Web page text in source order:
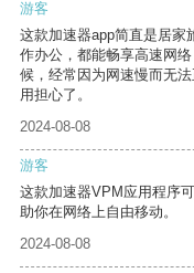
游客
这款加速器app简直是居家
作办公，都能畅享高速网
候，经常因为网速慢而无
用担心了。
2024-08-08
游客
这款加速器VPM应用程序
助你在网络上自由移动。
2024-08-08